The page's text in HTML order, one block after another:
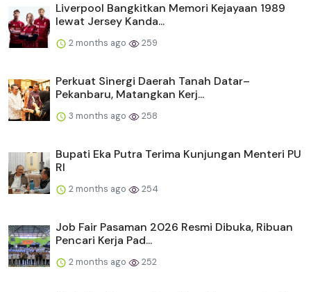
Liverpool Bangkitkan Memori Kejayaan 1989
lewat Jersey Kanda...
2 months ago 259
Perkuat Sinergi Daerah Tanah Datar–
Pekanbaru, Matangkan Kerj...
3 months ago 258
Bupati Eka Putra Terima Kunjungan Menteri PU
RI
2 months ago 254
Job Fair Pasaman 2026 Resmi Dibuka, Ribuan
Pencari Kerja Pad...
2 months ago 252